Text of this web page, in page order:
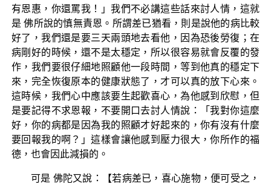
有恩惠，你還罵我！」我們不必講這些話來討人情，這就
是 佛所說的慎無責恩。所謂差已猶看，則是說他的病比較
好了，我們還是要三天兩頭地去看他，因為恐後勞復；在
病剛好的時候，還不是太穩定，所以很容易就會反覆的發
作，我們要很仔細地照顧他一段時間，等到他真的穩定下
來，完全恢復原本的健康狀態了，才可以真的放下心來。
這時候，我們心中應該要生起歡喜心，為他感到欣慰，但
是要記得不求恩報，不要開口去討人情說：「我對你這麼
好，你的病都是因為我的照顧才好起來的，你有沒有什麼
要回報我的啊？」這樣會讓他感到壓力很大，你所作的福
德，也會因此減損的。
可是 佛陀又說：【若病差已，喜心施物，便可受之，